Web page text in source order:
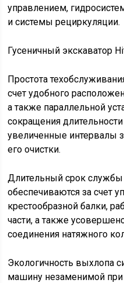
управлением,
и системы рециркуляции.
Гусеничный экскаватор
Простота
счет удобного
а также параллельной
сокращения
увеличенные интервалы
его очистки.
Длительный срок службы
обеспечиваются за счет
крестообразной балки,
части, а также
соединения натяжного
Экологичность выхлопа
машину незаменимой при